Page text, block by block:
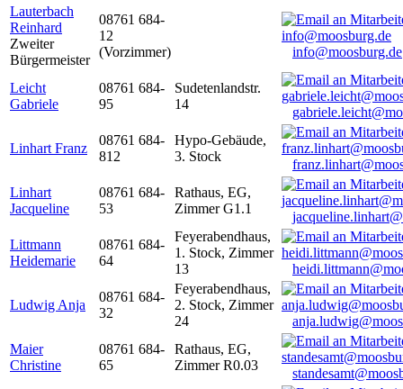
Lauterbach
Reinhard
Zweiter
Bürgermeister
08761 684-
12
(Vorzimmer)
info@moosburg.de
Leicht
Gabriele
08761 684-
95
Sudetenlandstr.
14
Linhart Franz
08761 684-
812
Hypo-Gebäude,
3. Stock
Linhart
Jacqueline
08761 684-
53
Rathaus, EG,
Zimmer G1.1
Littmann
Heidemarie
08761 684-
64
Feyerabendhaus,
1. Stock, Zimmer
13
Ludwig Anja
08761 684-
32
Feyerabendhaus,
2. Stock, Zimmer
24
Maier
Christine
08761 684-
65
Rathaus, EG,
Zimmer R0.03